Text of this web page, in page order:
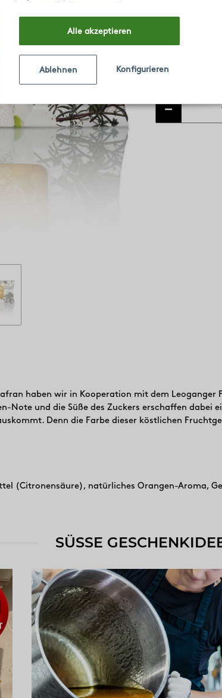
haben wir in Kooperation mit dem Leoganger
Note und die Süße des Zuckers erschaffen
Denn die Farbe dieser köstlichen
(Citronensäure), natürliches Orangen-Aroma,
SÜSSE
Alle akzeptieren
Konfigurieren
Ablehnen